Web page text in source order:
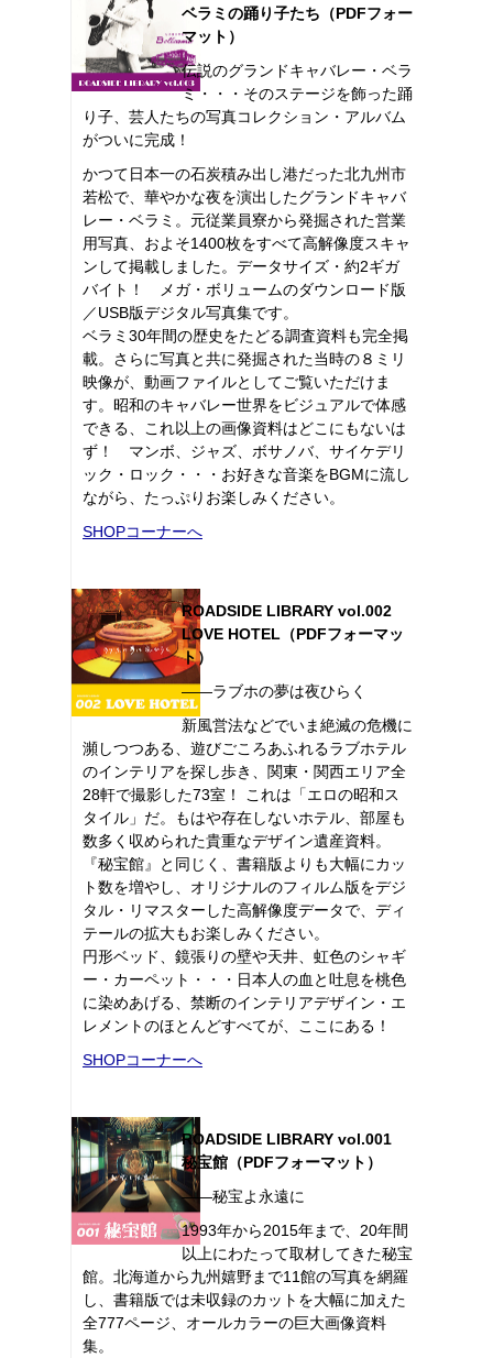
ベラミの踊り子たち（PDFフォー
マット）
伝説のグランドキャバレー・ベラ
ミ・・・そのステージを飾った踊
り子、芸人たちの写真コレクション・アルバム
がついに完成！
かつて日本一の石炭積み出し港だった北九州市
若松で、華やかな夜を演出したグランドキャバ
レー・ベラミ。元従業員寮から発掘された営業
用写真、およそ1400枚をすべて高解像度スキャ
ンして掲載しました。データサイズ・約2ギガ
バイト！ メガ・ボリュームのダウンロード版
／USB版デジタル写真集です。
ベラミ30年間の歴史をたどる調査資料も完全掲
載。さらに写真と共に発掘された当時の８ミリ
映像が、動画ファイルとしてご覧いただけま
す。昭和のキャバレー世界をビジュアルで体感
できる、これ以上の画像資料はどこにもないは
ず！ マンボ、ジャズ、ボサノバ、サイケデリ
ック・ロック・・・お好きな音楽をBGMに流し
ながら、たっぷりお楽しみください。
SHOPコーナーへ
ROADSIDE LIBRARY vol.002
LOVE HOTEL（PDFフォーマッ
ト）
――ラブホの夢は夜ひらく
新風営法などでいま絶滅の危機に
瀕しつつある、遊びごころあふれるラブホテル
のインテリアを探し歩き、関東・関西エリア全
28軒で撮影した73室！ これは「エロの昭和ス
タイル」だ。もはや存在しないホテル、部屋も
数多く収められた貴重なデザイン遺産資料。
『秘宝館』と同じく、書籍版よりも大幅にカッ
ト数を増やし、オリジナルのフィルム版をデジ
タル・リマスターした高解像度データで、ディ
テールの拡大もお楽しみください。
円形ベッド、鏡張りの壁や天井、虹色のシャギ
ー・カーペット・・・日本人の血と吐息を桃色
に染めあげる、禁断のインテリアデザイン・エ
レメントのほとんどすべてが、ここにある！
SHOPコーナーへ
ROADSIDE LIBRARY vol.001
秘宝館（PDFフォーマット）
――秘宝よ永遠に
1993年から2015年まで、20年間
以上にわたって取材してきた秘宝
館。北海道から九州嬉野まで11館の写真を網羅
し、書籍版では未収録のカットを大幅に加えた
全777ページ、オールカラーの巨大画像資料
集。